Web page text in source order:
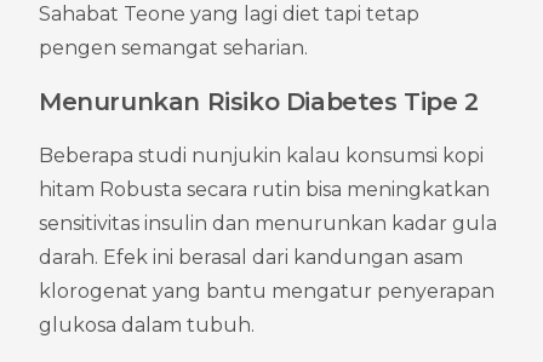
Sahabat Teone yang lagi diet tapi tetap
pengen semangat seharian.
Menurunkan Risiko Diabetes Tipe 2
Beberapa studi nunjukin kalau konsumsi kopi
hitam Robusta secara rutin bisa meningkatkan
sensitivitas insulin dan menurunkan kadar gula
darah. Efek ini berasal dari kandungan asam
klorogenat yang bantu mengatur penyerapan
glukosa dalam tubuh.